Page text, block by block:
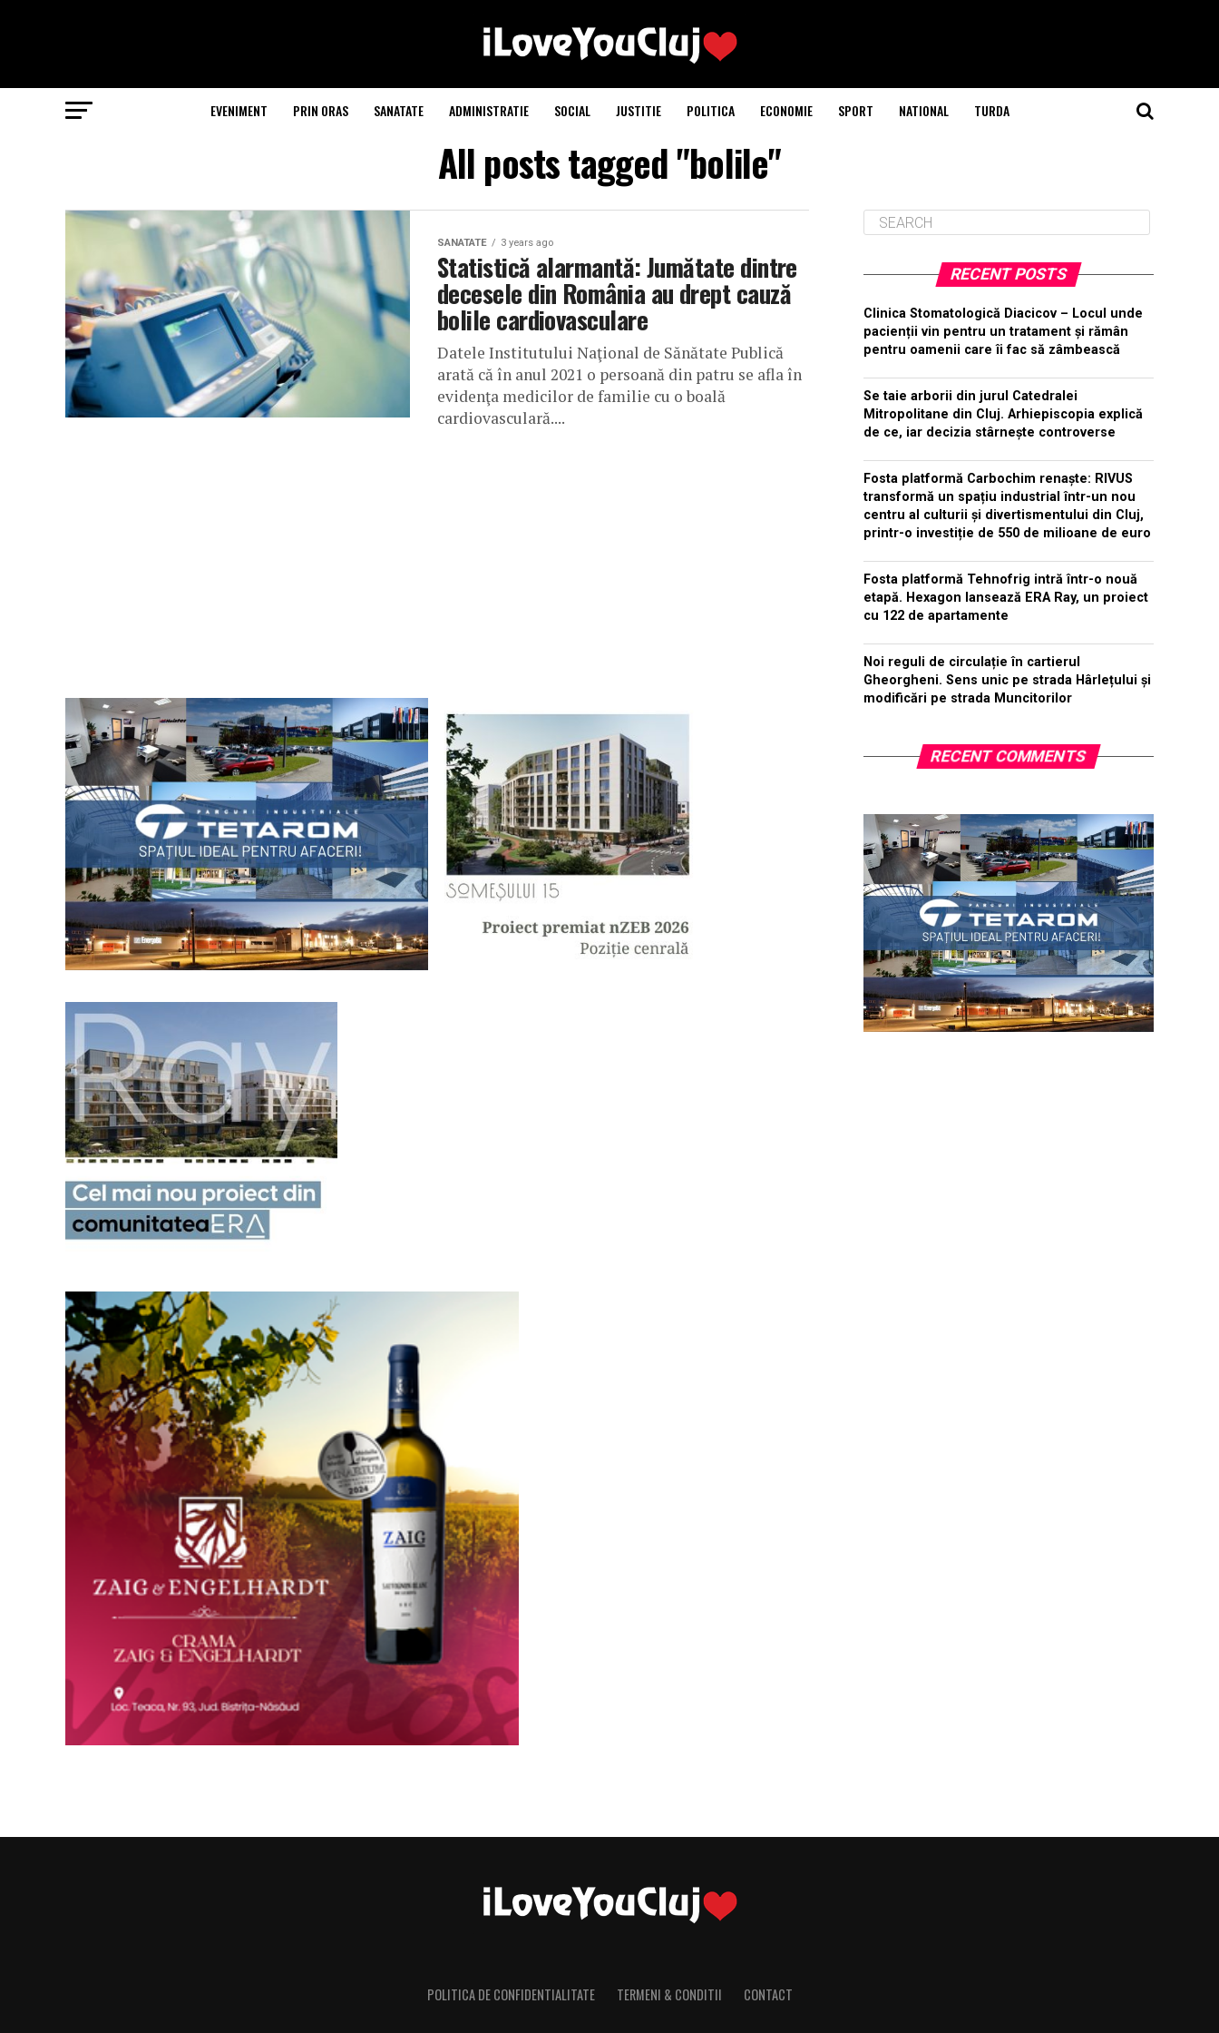
EVENIMENT PRIN ORAS SANATATE ADMINISTRATIE SOCIAL JUSTITIE POLITICA ECONOMIE SPORT NATIONAL TURDA
All posts tagged "bolile"
SANATATE 3 years ago
Statistică alarmantă: Jumătate dintre
decesele din România au drept cauză
bolile cardiovasculare
Datele Institutului Naţional de Sănătate Publică
arată că în anul 2021 o persoană din patru se afla în
evidenţa medicilor de familie cu o boală
cardiovasculară....
RECENT POSTS
Clinica Stomatologică Diacicov – Locul unde
pacienții vin pentru un tratament și rămân
pentru oamenii care îi fac să zâmbească
Se taie arborii din jurul Catedralei
Mitropolitane din Cluj. Arhiepiscopia explică
de ce, iar decizia stârnește controverse
Fosta platformă Carbochim renaște: RIVUS
transformă un spațiu industrial într-un nou
centru al culturii și divertismentului din Cluj,
printr-o investiție de 550 de milioane de euro
Fosta platformă Tehnofrig intră într-o nouă
etapă. Hexagon lansează ERA Ray, un proiect
cu 122 de apartamente
Noi reguli de circulație în cartierul
Gheorgheni. Sens unic pe strada Hârlețului și
modificări pe strada Muncitorilor
RECENT COMMENTS
POLITICA DE CONFIDENTIALITATE TERMENI & CONDITII CONTACT